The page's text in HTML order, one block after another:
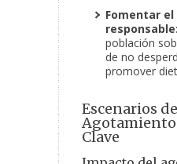
Fomentar
responsable:
población
de no
promover
Escenarios de
Agotamiento
Clave